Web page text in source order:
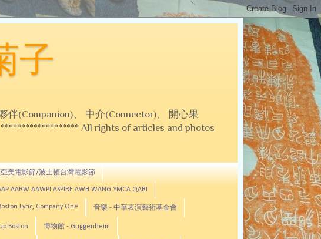
子
伴(Companion)、 中介(Connector)、 開心果
All rights of articles and photos
美電影節/波士頓台灣電影節
AARW AAWPI ASPIRE AWH WANG YMCA QARI
Lyric, Company One 音樂 - 中華表演藝術基金會
Boston 博物館 - Guggenheim